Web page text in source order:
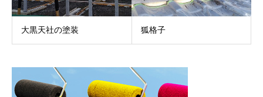
大黒天社の塗装 狐格子